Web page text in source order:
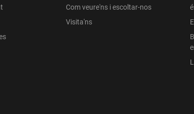
Com veure'ns i escoltar-nos
Visita'ns